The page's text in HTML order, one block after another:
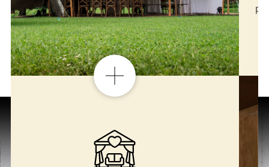
pensé pour créer une ambiance harmonieuse et
mémorable pour vos invités.